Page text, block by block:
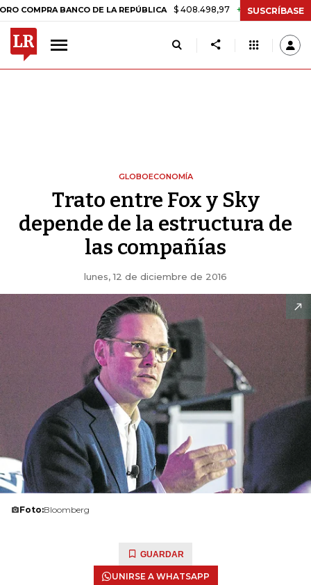
BANCO DE LA REPÚBLICA $ 408.498,97 +$ 8.753,81 +2,19%
SUSCRÍBASE
GLOBOECONOMÍA
Trato entre Fox y Sky
depende de la estructura de
las compañías
lunes, 12 de diciembre de 2016
Foto:Bloomberg
GUARDAR
UNIRSE A WHATSAPP